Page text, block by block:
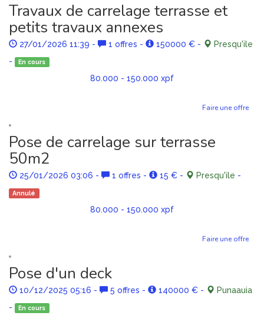
Travaux de carrelage terrasse et
petits travaux annexes
27/01/2026 11:39 - 1 offres - 150000 € -
Presqu'ile
-
En cours
80.000 - 150.000 xpf
Faire une offre
Pose de carrelage sur terrasse
50m2
25/01/2026 03:06 - 1 offres - 15 € - Presqu'ile -
Annulé
80.000 - 150.000 xpf
Faire une offre
Pose d'un deck
10/12/2025 05:16 - 5 offres - 140000 € -
Punaauia
-
En cours